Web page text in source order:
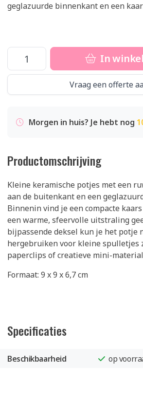
geglazuurde binnenkant en een
In
Vraag een offerte
Morgen in huis? Je hebt nog
Productomschrijving
Kleine keramische potjes met een
aan de buitenkant en een
Binnenin vind je een compacte
een warme, sfeervolle uitstraling
bijpassende deksel kun je het potje
hergebruiken voor kleine spulletjes
paperclips of creatieve mini-
Formaat: 9 x 9 x 6,7 cm
Specificaties
Beschikbaarheid op